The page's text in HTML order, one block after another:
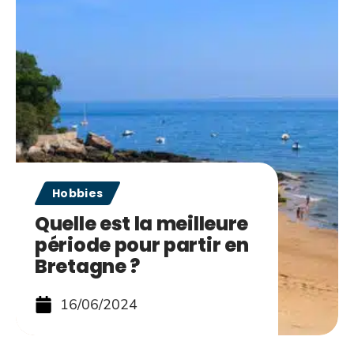
Hobbies
Quelle est la meilleure
période pour partir en
Bretagne ?
16/06/2024